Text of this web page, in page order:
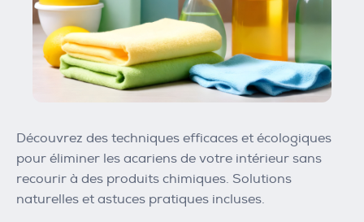
Découvrez des techniques efficaces et écologiques
pour éliminer les acariens de votre intérieur sans
recourir à des produits chimiques. Solutions
naturelles et astuces pratiques incluses.